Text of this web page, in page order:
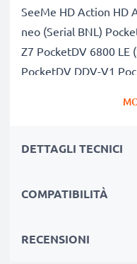
SeeMe HD Action HD
neo (Serial BNL)
Z7 PocketDV 6800 LE
PocketDV DDV-V1
premium
1180mAh ed ha la
DETTAGLI TECNICI
COMPATIBILITÀ
RECENSIONI